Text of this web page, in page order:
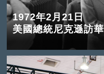
1972年2月21日
美國總統尼克遜訪華